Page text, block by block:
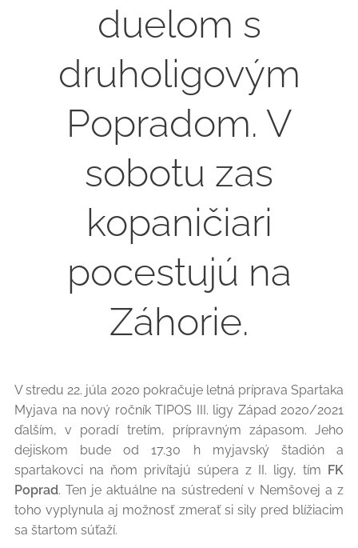
duelom s
druholigovým
Popradom. V
sobotu zas
kopaničiari
pocestujú na
Záhorie.
V stredu 22. júla 2020 pokračuje letná príprava Spartaka
Myjava na nový ročník TIPOS III. ligy Západ 2020/2021
ďalším, v poradí tretím, prípravným zápasom. Jeho
dejiskom bude od 17.30 h myjavský štadión a
spartakovci na ňom privítajú súpera z II. ligy, tím FK
Poprad. Ten je aktuálne na sústredení v Nemšovej a z
toho vyplynula aj možnosť zmerať si sily pred blížiacim
sa štartom súťaží.